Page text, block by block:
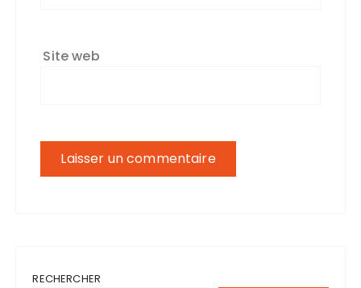
Site web
RECHERCHER